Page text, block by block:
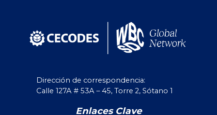
Dirección de correspondencia:
Calle 127A # 53A – 45, Torre 2, Sótano 1
Enlaces Clave